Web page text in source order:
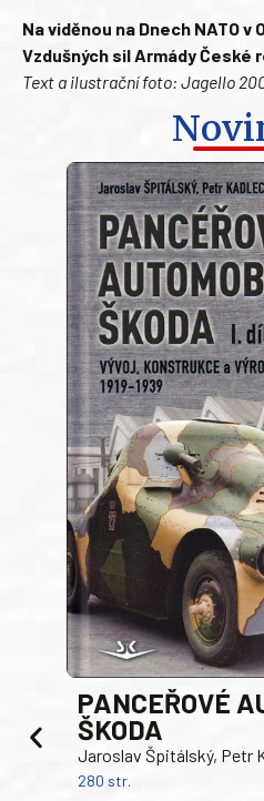
Na viděnou na Dnech NATO v
Vzdušných sil Armády České
Text a ilustrační foto: Jagello
PANCEŘOVÉ
ŠKODA
Jaroslav Špitálský, Petr
280 str.